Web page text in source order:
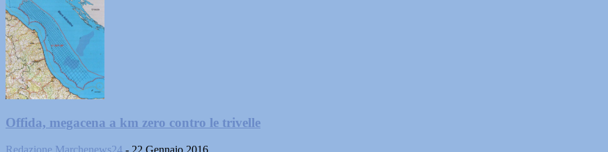
Offida, megacena a km zero contro le trivelle
Redazione Marchenews24 - 22 Gennaio 2016